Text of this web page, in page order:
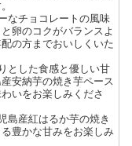
なチョコレートの風味
卵のコクがバランスよ
の方までおいしくいた
とした食感と優しい甘
安納芋の焼き芋ペース
いをお楽しみくださ
島産紅はるか芋の焼き
豊かな甘みをお楽しみ